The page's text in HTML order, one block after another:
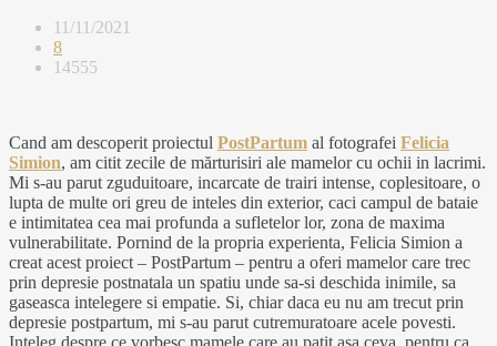
11/11/2021
8
14555
Cand am descoperit proiectul PostPartum al fotografei Felicia
Simion, am citit zecile de mărturisiri ale mamelor cu ochii in lacrimi.
Mi s-au parut zguduitoare, incarcate de trairi intense, coplesitoare, o
lupta de multe ori greu de inteles din exterior, caci campul de bataie
e intimitatea cea mai profunda a sufletelor lor, zona de maxima
vulnerabilitate. Pornind de la propria experienta, Felicia Simion a
creat acest proiect – PostPartum – pentru a oferi mamelor care trec
prin depresie postnatala un spatiu unde sa-si deschida inimile, sa
gaseasca intelegere si empatie. Si, chiar daca eu nu am trecut prin
depresie postpartum, mi s-au parut cutremuratoare acele povesti.
Inteleg despre ce vorbesc mamele care au patit asa ceva, pentru ca